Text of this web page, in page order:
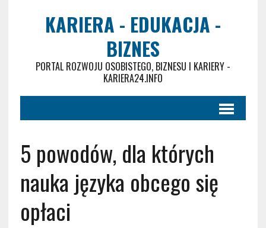
KARIERA - EDUKACJA -
BIZNES
PORTAL ROZWOJU OSOBISTEGO, BIZNESU I KARIERY -
KARIERA24.INFO
5 powodów, dla których
nauka języka obcego się
opłaci